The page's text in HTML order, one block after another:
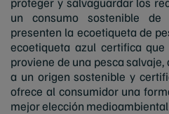
un consumo sostenible
presenten la ecoetiqueta de
ecoetiqueta azul certifica
proviene de una pesca
a un origen sostenible y
ofrece al consumidor una
mejor elección